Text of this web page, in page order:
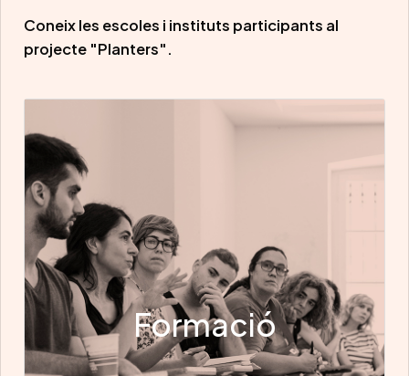
Coneix les escoles i instituts participants al
projecte "Planters".
Formació